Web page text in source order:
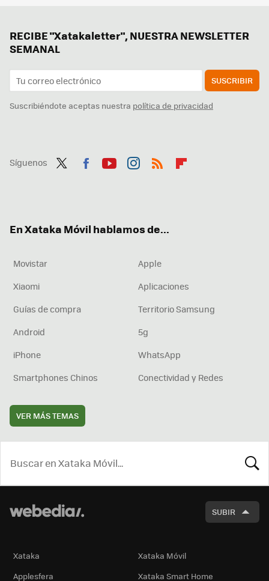
RECIBE "Xatakaletter", NUESTRA NEWSLETTER
SEMANAL
SUSCRIBIR
Suscribiéndote aceptas nuestra política de privacidad
Síguenos
En Xataka Móvil hablamos de...
Movistar
Apple
Xiaomi
Aplicaciones
Guías de compra
Territorio Samsung
Android
5g
iPhone
WhatsApp
Smartphones Chinos
Conectividad y Redes
VER MÁS TEMAS
SUBIR
Xataka
Xataka Móvil
Applesfera
Xataka Smart Home